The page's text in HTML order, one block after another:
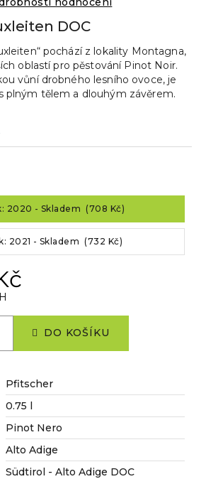
DOC
pochází z lokality Montagna,
oblastí pro pěstování Pinot Noir.
vůní drobného lesního ovoce, je
plným tělem a dlouhým závěrem.
2020 - Skladem (708 Kč)
2021 - Skladem (732 Kč)
DO KOŠÍKU
Pfitscher
0.75 l
Pinot Nero
Alto Adige
Südtirol - Alto Adige DOC